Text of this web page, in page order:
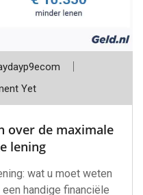
Yet
over de maximale
lening
wat u moet weten
handige financiële